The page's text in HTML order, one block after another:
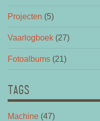
Projecten (5)
Vaarlogboek (27)
Fotoalbums (21)
TAGS
Machine (47)